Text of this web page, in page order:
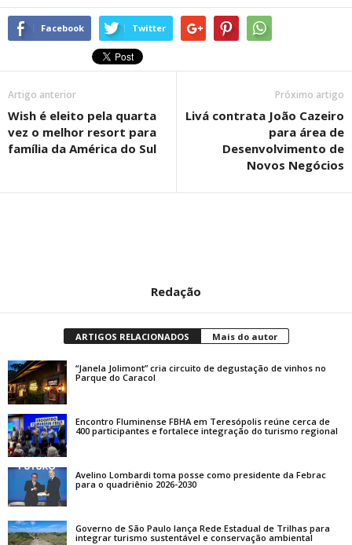
Facebook Twitter
Artigo anterior
Wish é eleito pela quarta
vez o melhor resort para
família da América do Sul
Próximo artigo
Livá contrata João Cazeiro
para área de
Desenvolvimento de
Novos Negócios
Redação
ARTIGOS RELACIONADOS Mais do autor
“Janela Jolimont” cria circuito de degustação de vinhos no
Parque do Caracol
Encontro Fluminense FBHA em Teresópolis reúne cerca de
400 participantes e fortalece integração do turismo regional
Avelino Lombardi toma posse como presidente da Febrac
para o quadriênio 2026-2030
Governo de São Paulo lança Rede Estadual de Trilhas para
integrar turismo sustentável e conservação ambiental